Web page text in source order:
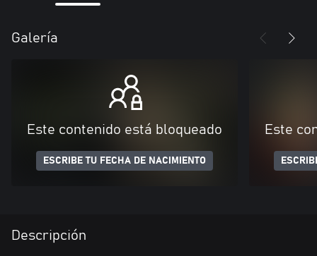
Galería
Este contenido está bloqueado
ESCRIBE TU FECHA DE NACIMIENTO
Este
Descripción